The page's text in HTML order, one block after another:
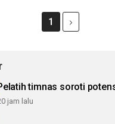
1
timnas soroti
jam lalu